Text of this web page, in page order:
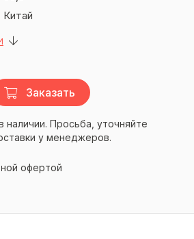
Китай
Заказать
наличии. Просьба, уточняйте
у менеджеров.
офертой